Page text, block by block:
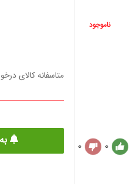
ناموجود
0
0
متاسفانه کالای